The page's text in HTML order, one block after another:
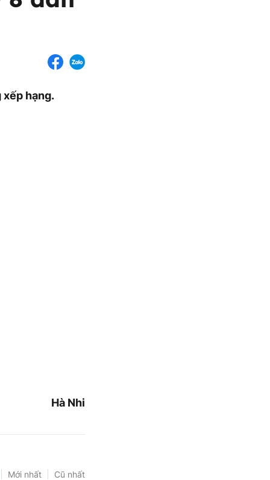
xếp hạng.
Hà Nhi
Mới nhất Cũ nhất